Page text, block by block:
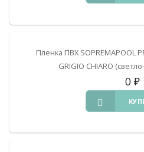
Пленка ПВХ SOPREMAPOOL
GRIGIO CHIARO
0 ₽